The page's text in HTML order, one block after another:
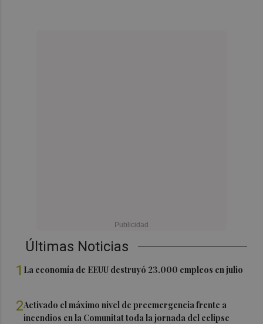
Últimas Noticias
1 La economía de EEUU destruyó 23.000 empleos en julio
2Activado el máximo nivel de preemergencia frente a
incendios en la Comunitat toda la jornada del eclipse